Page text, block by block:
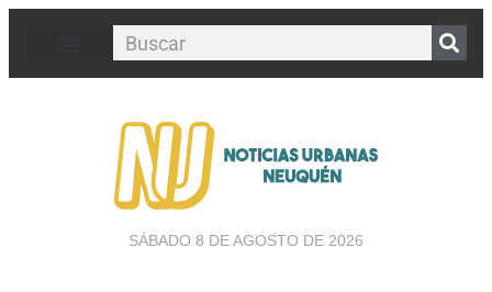
SÁBADO 8 DE AGOSTO DE 2026